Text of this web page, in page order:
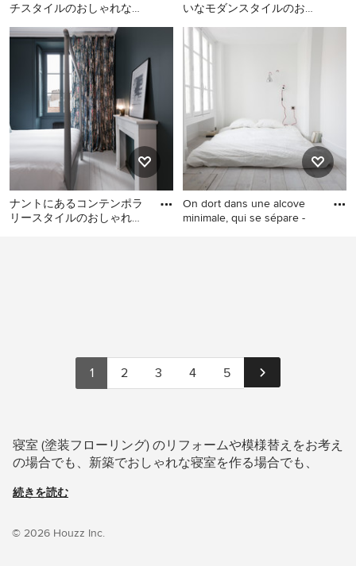
チスタイルのおしゃれな寝
ング、勾配天井) のインテ
モントリオールにあるビー
チスタイルのおしゃれな寝
室 (緑の壁、塗装フローリン
グ、勾配天井) のインテリア
いなモダンスタイルのおし
フローリング、茶色い床、
羽
フィレンツェにある中くら
いなモダンスタイルのおし
ゃれな寝室 (青い壁、塗装フ
ローリング、茶色い床、羽
目板の壁) のインテリア
ナントにあるコンテンポラ
リースタイルのおしゃれな
On dort dans une alcove
minimale, qui se sépare -
1 2 3 4 5
寝室 (塗装フローリング) のリフォームや模様替えをお考え
の場合でも、新築でおしゃれな寝室を作る場合でも、
37.2 architecture や Bjurfors Skåne といった日本国内の優
ョン会社などから寄せられた1,082枚の家や部屋の写真が
続きを読む
© 2026 Houzz Inc.